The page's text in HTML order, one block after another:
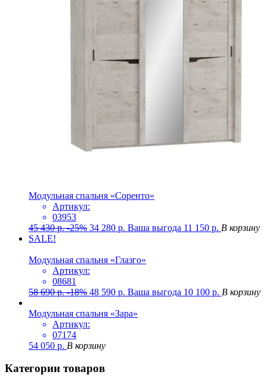
Модульная спальня «Соренто»
Артикул:
03953
45 430р. -25% 34 280 р. Ваша выгода 11 150 р. В корзину
SALE!
Модульная спальня «Глазго»
Артикул:
08681
58 690р. -18% 48 590 р. Ваша выгода 10 100 р. В корзину
Модульная спальня «Зара»
Артикул:
07174
54 050 р. В корзину
Категории товаров